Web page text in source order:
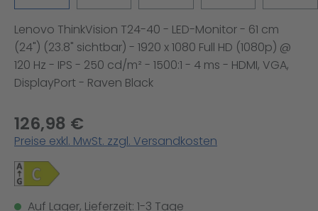
Lenovo ThinkVision T24-40 - LED-Monitor - 61 cm
(24") (23.8" sichtbar) - 1920 x 1080 Full HD (1080p) @
120 Hz - IPS - 250 cd/m² - 1500:1 - 4 ms - HDMI, VGA,
DisplayPort - Raven Black
126,98 €
Preise exkl. MwSt. zzgl. Versandkosten
Auf Lager, Lieferzeit: 1-3 Tage